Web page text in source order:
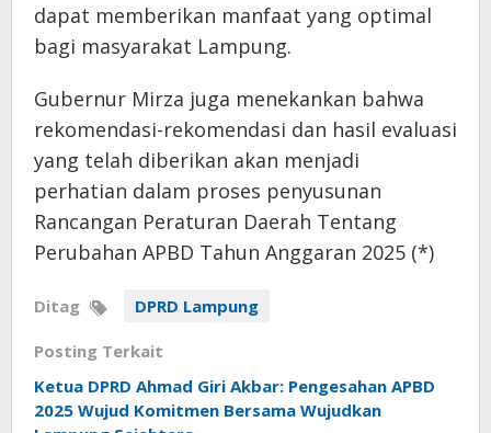
dapat memberikan manfaat yang optimal
bagi masyarakat Lampung.
Gubernur Mirza juga menekankan bahwa
rekomendasi-rekomendasi dan hasil evaluasi
yang telah diberikan akan menjadi
perhatian dalam proses penyusunan
Rancangan Peraturan Daerah Tentang
Perubahan APBD Tahun Anggaran 2025 (*)
Ditag DPRD Lampung
Posting Terkait
Ketua DPRD Ahmad Giri Akbar: Pengesahan APBD
2025 Wujud Komitmen Bersama Wujudkan